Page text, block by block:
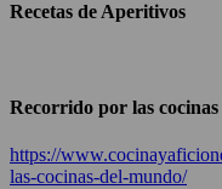
Recetas de Aperitivos
Recorrido por las
https://
las-cocinas-del-mundo/